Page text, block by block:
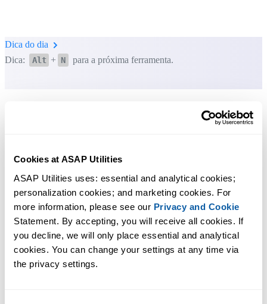
Cookies at ASAP Utilities
ASAP Utilities uses: essential and analytical cookies;
personalization cookies; and marketing cookies. For
more information, please see our Privacy and Cookie
Statement. By accepting, you will receive all cookies. If
you decline, we will only place essential and analytical
cookies. You can change your settings at any time via
the privacy settings.
Dica do dia
Dica:
Alt + N para a próxima ferramenta.